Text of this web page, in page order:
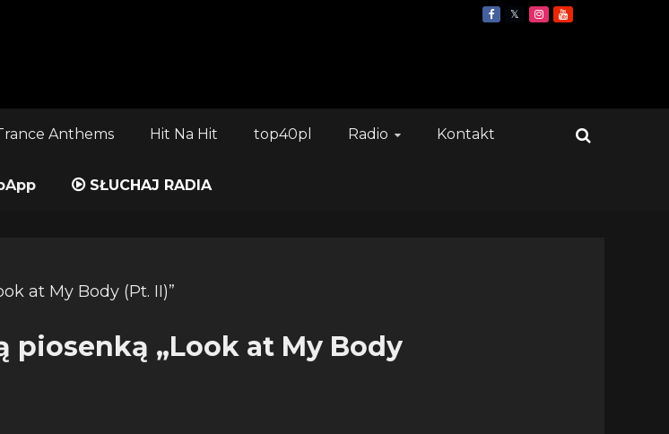
Anthems Hit Na Hit top40pl Radio Kontakt
SŁUCHAJ RADIA
piosenką „Look at My Body